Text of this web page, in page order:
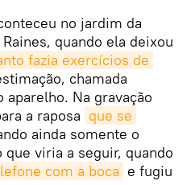
no jardim da
quando ela deixou
fazia exercícios de
chamada
Na gravação
a raposa que se
ainda somente o
viria a seguir, quando
com a boca e fugiu